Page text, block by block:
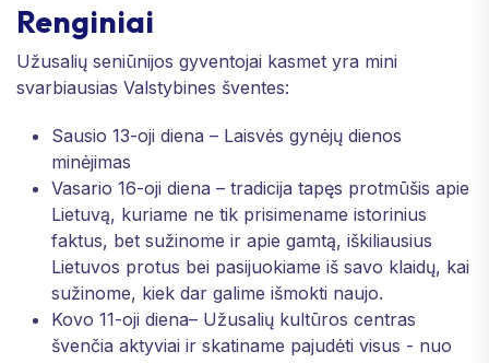
Renginiai
Užusalių seniūnijos gyventojai kasmet yra mini
svarbiausias Valstybines šventes:
Sausio 13-oji diena – Laisvės gynėjų dienos
minėjimas
Vasario 16-oji diena – tradicija tapęs protmūšis apie
Lietuvą, kuriame ne tik prisimename istorinius
faktus, bet sužinome ir apie gamtą, iškiliausius
Lietuvos protus bei pasijuokiame iš savo klaidų, kai
sužinome, kiek dar galime išmokti naujo.
Kovo 11-oji diena– Užusalių kultūros centras
švenčia aktyviai ir skatiname pajudėti visus - nuo